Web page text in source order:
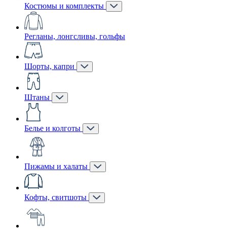
Костюмы и комплекты
Регланы, лонгсливы, гольфы
Шорты, капри
Штаны
Белье и колготы
Пижамы и халаты
Кофты, свитшоты